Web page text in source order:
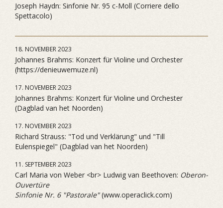
Joseph Haydn: Sinfonie Nr. 95 c-Moll (Corriere dello
Spettacolo)
18. NOVEMBER 2023
Johannes Brahms: Konzert für Violine und Orchester
(https://denieuwemuze.nl)
17. NOVEMBER 2023
Johannes Brahms: Konzert für Violine und Orchester
(Dagblad van het Noorden)
17. NOVEMBER 2023
Richard Strauss: "Tod und Verklärung" und "Till
Eulenspiegel" (Dagblad van het Noorden)
11. SEPTEMBER 2023
Carl Maria von Weber <br> Ludwig van Beethoven: Oberon-
Ouvertüre
Sinfonie Nr. 6 "Pastorale"(www.operaclick.com)